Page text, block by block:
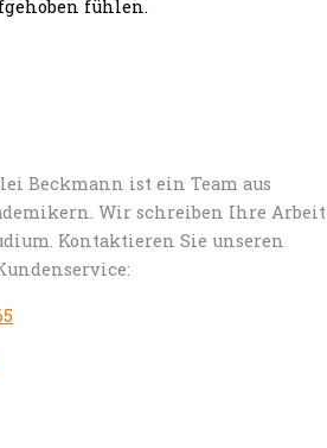
fühlen.
Beckmann ist ein Team aus
Wir schreiben Ihre Arbeit
Kontaktieren Sie unseren